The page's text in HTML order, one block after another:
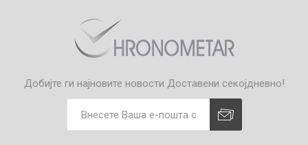
Добијте ги најновите новости Доставени секојдневно!